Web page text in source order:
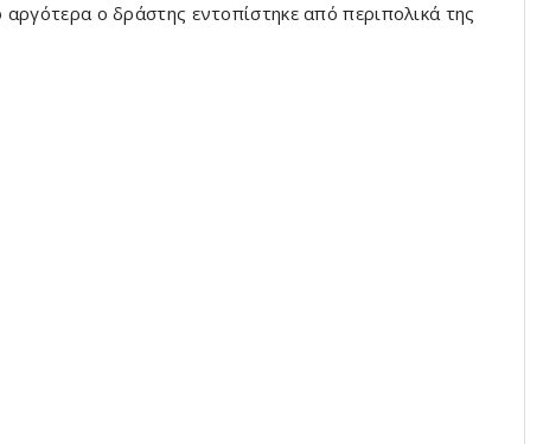
ο δράστης εντοπίστηκε από περιπολικά της